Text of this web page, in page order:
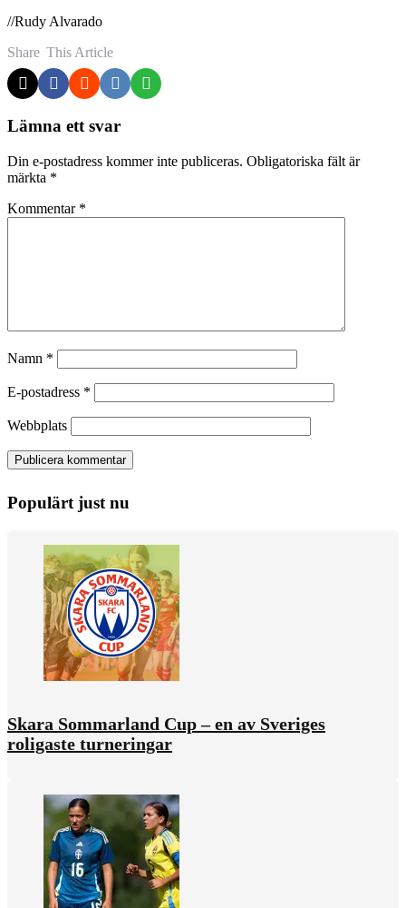
//Rudy Alvarado
Share This Article
Lämna ett svar
Din e-postadress kommer inte publiceras. Obligatoriska fält är
märkta *
Kommentar *
Namn *
E-postadress *
Webbplats
Populärt just nu
Skara Sommarland Cup – en av Sveriges
roligaste turneringar